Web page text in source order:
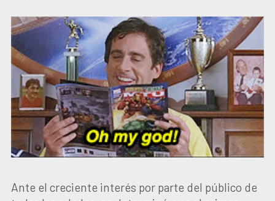
Ante el creciente interés por parte del público de